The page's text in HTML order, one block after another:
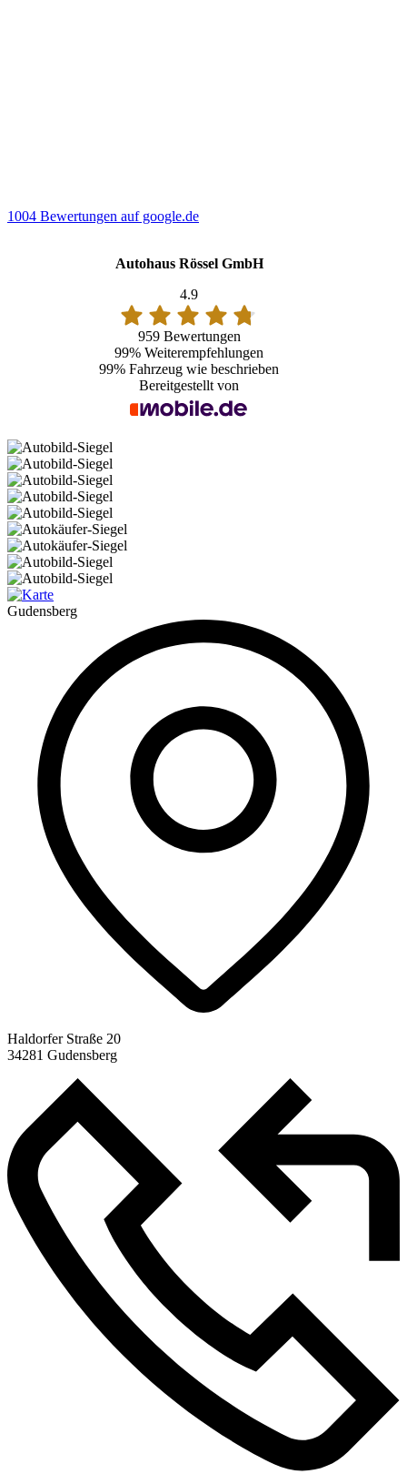
1004 Bewertungen auf google.de
Autohaus Rössel GmbH
4.9
959 Bewertungen
99% Weiterempfehlungen
99% Fahrzeug wie beschrieben
Bereitgestellt von
Gudensberg
Haldorfer Straße 20
34281 Gudensberg